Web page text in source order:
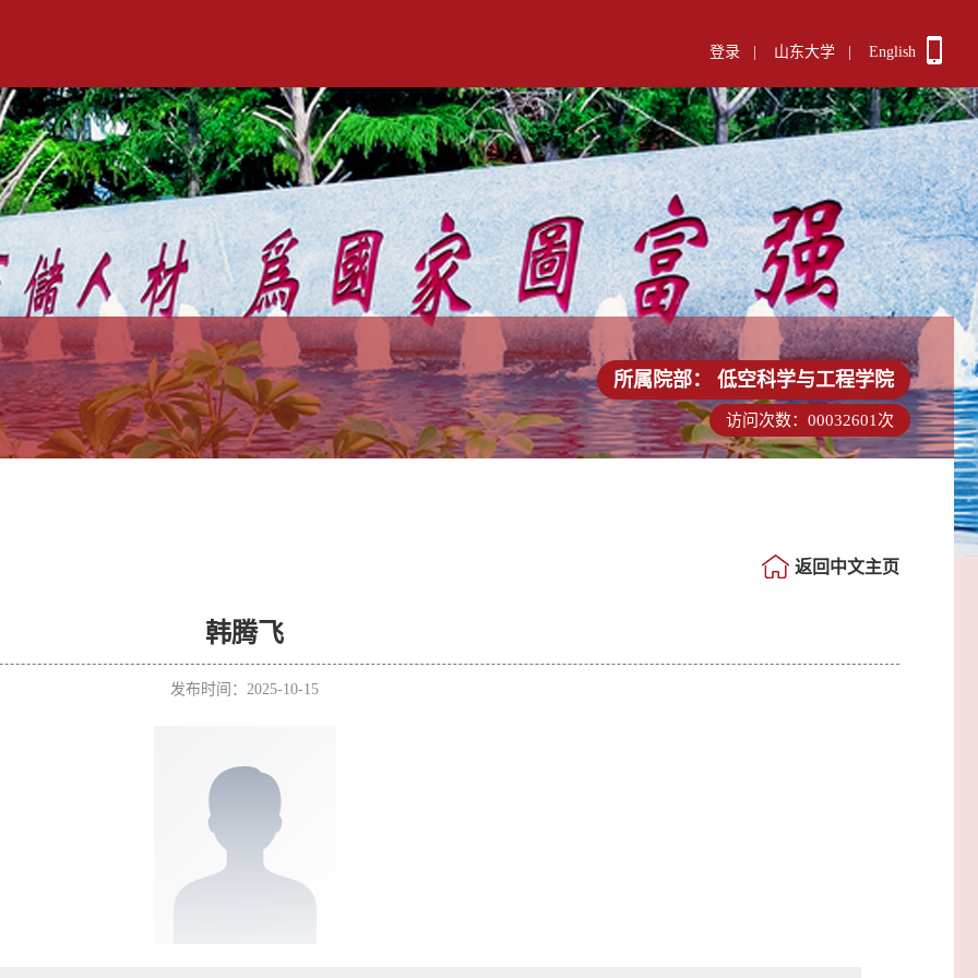
登录 山东大学 English
所属院部： 低空科学与工程学院
访问次数： 00032601 次
返回中文主页
韩腾飞
发布时间：2025-10-15